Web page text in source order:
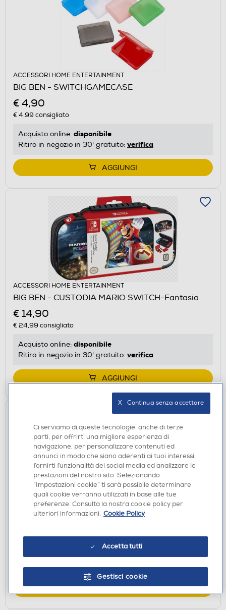
ACCESSORI HOME ENTERTAINMENT
BIG BEN - SWITCHGAMECASE
€ 4,90
€ 4,99 consigliato
Acquisto online: disponibile
Ritiro in negozio in 30' gratuito: verifica
AGGIUNGI
ACCESSORI HOME ENTERTAINMENT
BIG BEN - CUSTODIA MARIO SWITCH-Fantasia
€ 14,90
€ 24,99 consigliato
Acquisto online: disponibile
Ritiro in negozio in 30' gratuito: verifica
AGGIUNGI
ACCESSORI HOME ENTERTAINMENT
BIG BEN - QUAD CHARGER PER SWITCH-Nero
€ 19,99consigliato
Acquisto online:
Ritiro in negozio in 30' gratuito:verifica
AGGIUNGI
Ci serviamo di queste tecnologie, anche di terze
parti, per offrirti una migliore esperienza di
navigazione, per personalizzare contenuti ed
annunci in modo che siano aderenti ai tuoi interessi,
fornirti funzionalità dei social media ed analizzare le
prestazioni del nostro sito. Selezionando
“Impostazioni cookie” ti sarà possibile determinare
quali cookie verranno utilizzati in base alle tue
preferenze. Consulta la nostra cookie policy per
ulteriori informazioni. Cookie Policy
Accetta tutti
Gestisci cookie
X   Continua senza accettare